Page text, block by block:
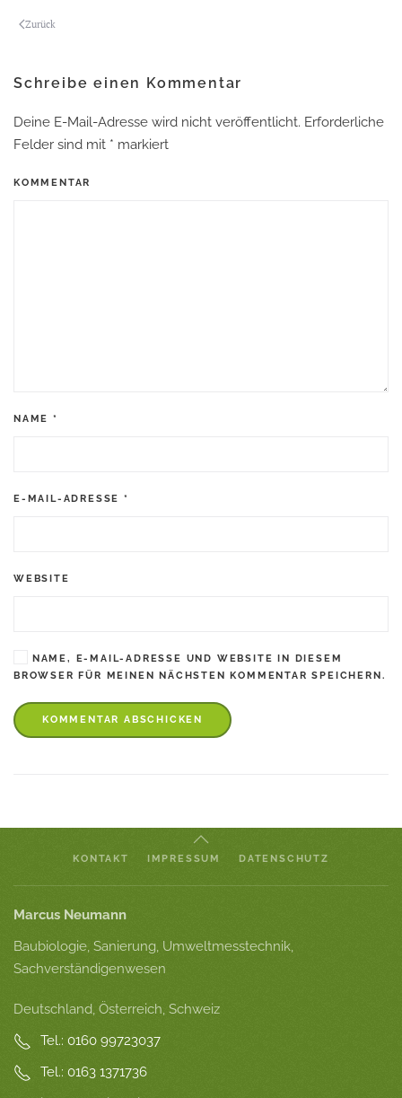
Zurück
Schreibe einen Kommentar
Deine E-Mail-Adresse wird nicht veröffentlicht. Erforderliche
Felder sind mit * markiert
KOMMENTAR
NAME *
E-MAIL-ADRESSE*
WEBSITE
NAME, E-MAIL-ADRESSE UND WEBSITE IN DIESEM
BROWSER FÜR MEINEN NÄCHSTEN KOMMENTAR SPEICHERN.
KOMMENTAR ABSCHICKEN
KONTAKT IMPRESSUM DATENSCHUTZ
Marcus Neumann
Baubiologie, Sanierung, Umweltmesstechnik,
Sachverständigenwesen
Deutschland, Österreich, Schweiz
Tel.: 0160 99723037
Tel.: 0163 1371736